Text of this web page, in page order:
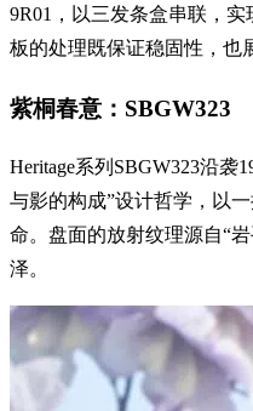
9R01，以三发条盒串联，
板的处理既保证稳固性，也
紫桐春意：SBGW323
Heritage系列SBGW323沿袭
与影的构成”设计哲学，以
命。盘面的放射纹理源自“
泽。